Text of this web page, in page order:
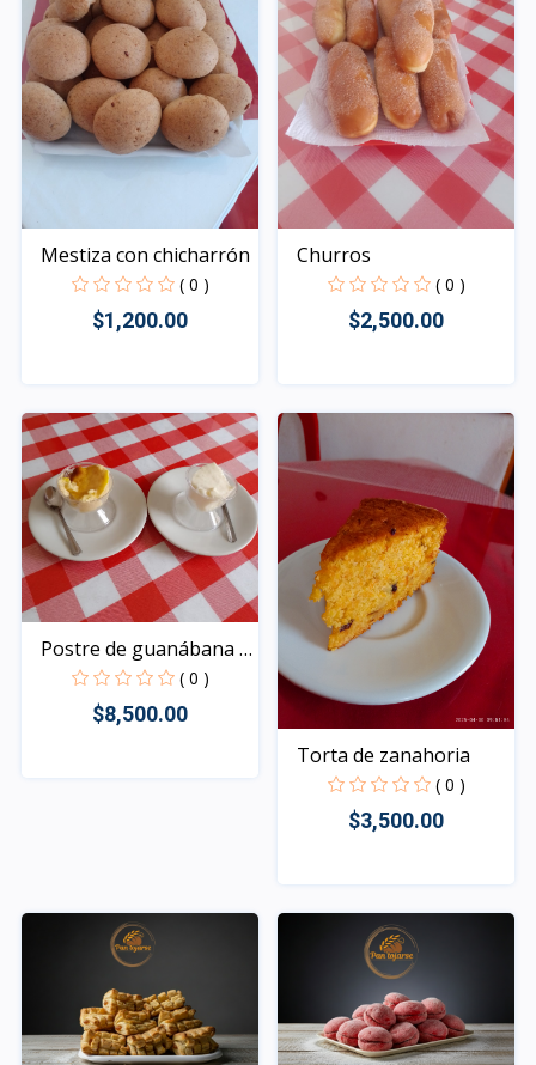
Mestiza con chicharrón
( 0 )
$1,200.00
Rápido Vista
Churros
( 0 )
$2,500.00
Rápido Vista
Postre de guanábana o
( 0 )
$8,500.00
Torta de zanahoria
( 0 )
$3,500.00
Rápido Vista